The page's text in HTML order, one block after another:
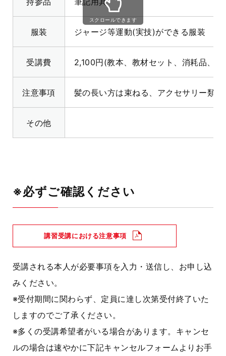
服装 ジャージ等運動(実技)ができる服装
受講費 2,100円(教本、教材セット、消耗品、
注意事項 髪の長い方は束ねる、アクセサリー類
その他
スクロールできます
※必ずご確認ください
講習受講における注意事項
受講される本人が必要事項を入力・送信し、お申し込
みください。
※受付期間に関わらず、定員に達し次第受付終了いた
しますのでご了承ください。
※多くの受講希望者がいる場合があります。キャンセ
ルの場合は速やかに下記キャンセルフォームよりお手